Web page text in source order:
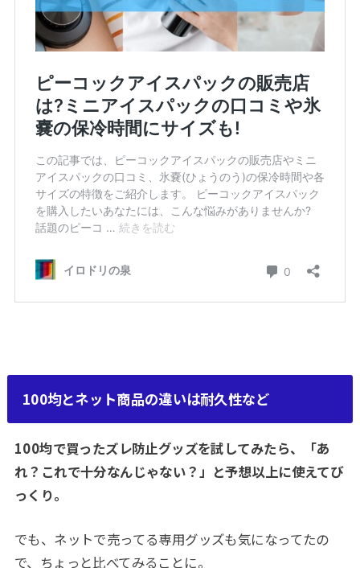
100均とネット商品の違いは耐久性など
100均で買ったズレ防止グッズを試してみたら、「あ
れ？これで十分なんじゃない？」と予想以上に使えてび
っくり。
でも、ネットで売ってる専用グッズも気になってたの
で、ちょっと比べてみることに。